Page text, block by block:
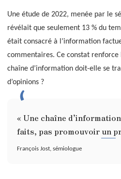
Une étude de 2022, menée par le
révélait que seulement 13 % du
était consacré à l’information
commentaires. Ce constat renforce
chaîne d’information doit-elle se
d’opinions ?
« Une chaîne
faits, pas promouvoir un
François Jost, sémiologue